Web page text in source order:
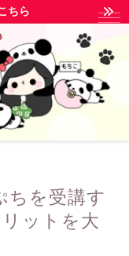
ちら
ちを受講す
ットを大